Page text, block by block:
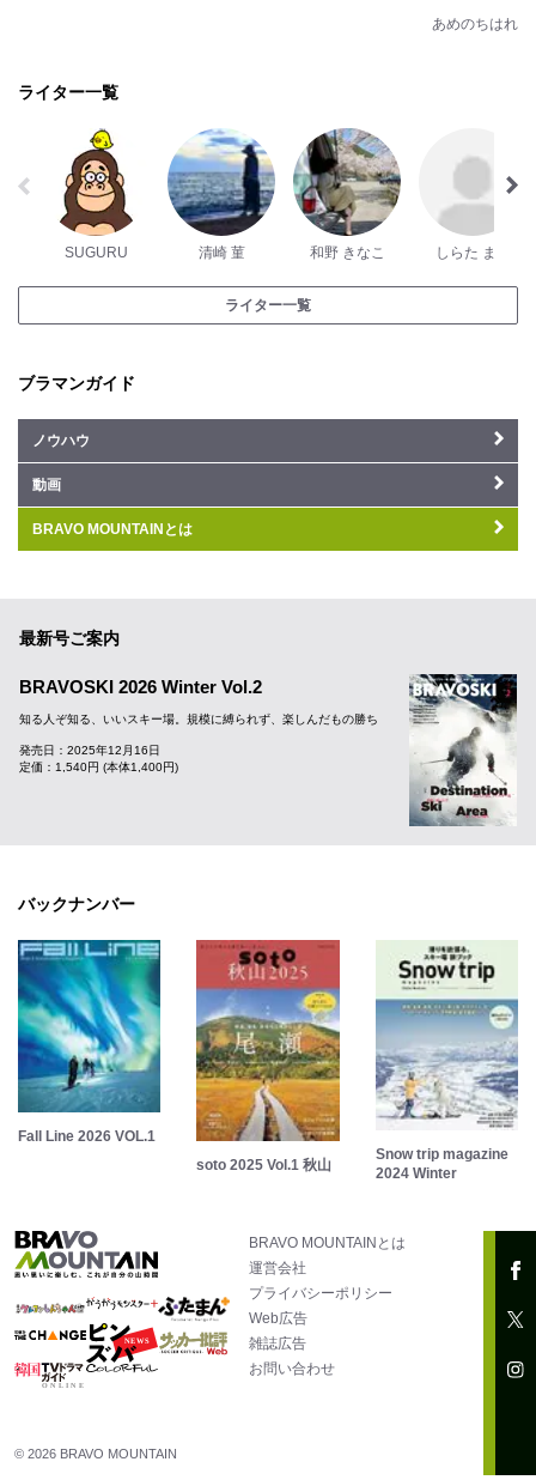
あめのちはれ
ライター一覧
SUGURU 清崎 菫 和野 きなこ しらた まち
ライター一覧
ブラマンガイド
ノウハウ
動画
BRAVO MOUNTAINとは
最新号ご案内
BRAVOSKI 2026 Winter Vol.2
知る人ぞ知る、いいスキー場。規模に縛られず、楽しんだもの勝ち
発売日：2025年12月16日
定価：1,540円 (本体1,400円)
バックナンバー
Fall Line 2026 VOL.1
soto 2025 Vol.1 秋山
Snow trip magazine
2024 Winter
BRAVO MOUNTAINとは
運営会社
プライバシーポリシー
Web広告
雑誌広告
お問い合わせ
© 2026 BRAVO MOUNTAIN